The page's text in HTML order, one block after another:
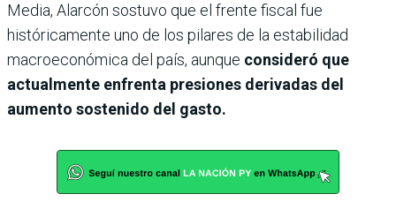
Media, Alarcón sostuvo que el frente fiscal fue
históricamente uno de los pilares de la estabilidad
macroeconómica del país, aunque consideró que
actualmente enfrenta presiones derivadas del
aumento sostenido del gasto.